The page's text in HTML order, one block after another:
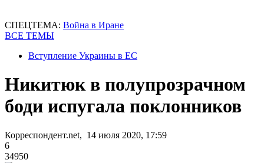
СПЕЦТЕМА: Война в Иране
ВСЕ ТЕМЫ
Вступление Украины в ЕС
Никитюк в полупрозрачном
боди испугала поклонников
Корреспондент.net, 14 июля 2020, 17:59
6
34950